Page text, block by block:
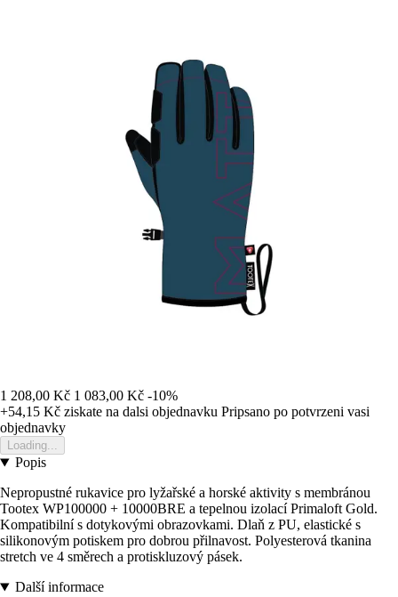
1 208,00 Kč 1 083,00 Kč -10%
+54,15 Kč ziskate na dalsi objednavku Pripsano po potvrzeni vasi
objednavky
Loading...
Popis
Nepropustné rukavice pro lyžařské a horské aktivity s membránou
Tootex WP100000 + 10000BRE a tepelnou izolací Primaloft Gold.
Kompatibilní s dotykovými obrazovkami. Dlaň z PU, elastické s
silikonovým potiskem pro dobrou přilnavost. Polyesterová tkanina
stretch ve 4 směrech a protiskluzový pásek.
Další informace